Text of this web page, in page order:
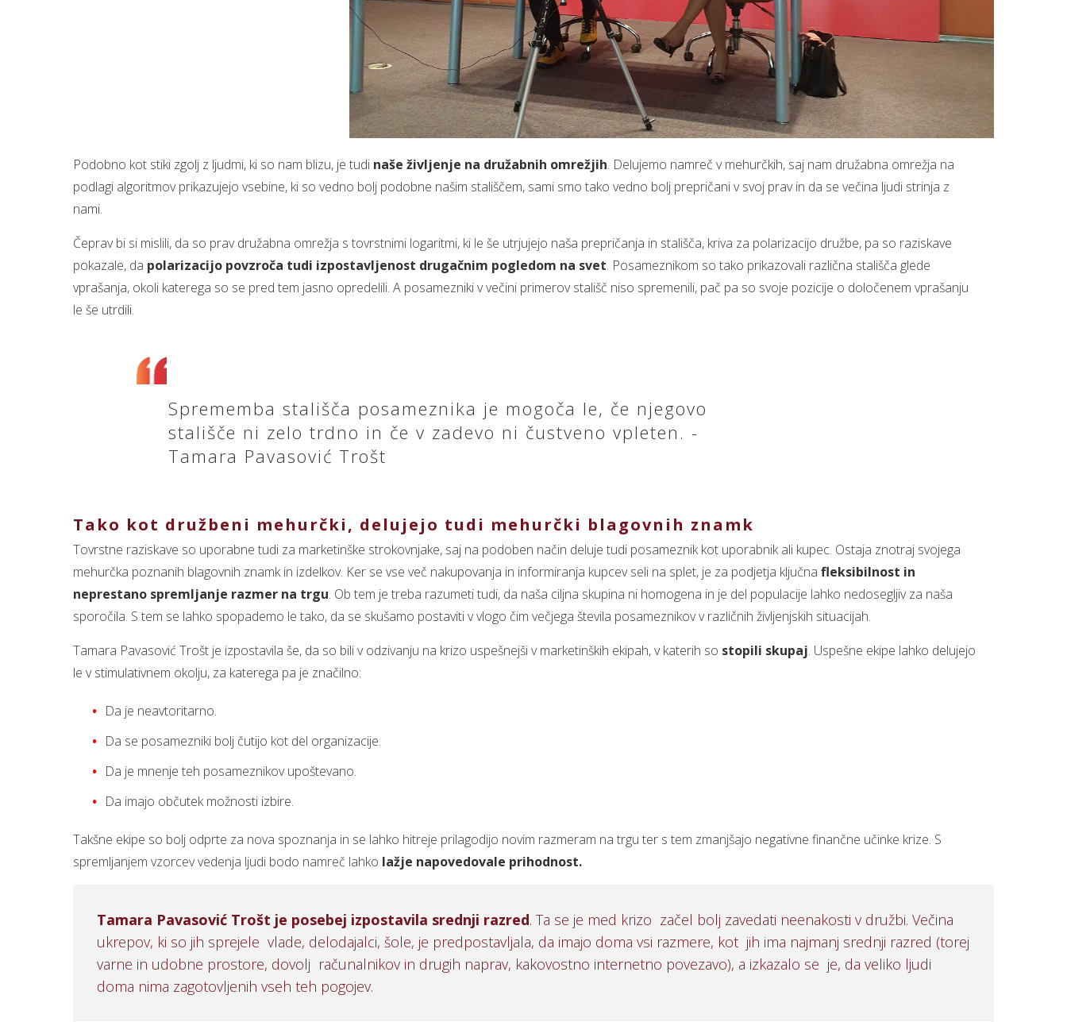
Podobno kot stiki zgolj z ljudmi, ki so nam blizu, je tudi naše življenje na družabnih omrežjih. Delujemo namreč v mehurčkih, saj nam družabna omrežja na
podlagi algoritmov prikazujejo vsebine, ki so vedno bolj podobne našim stališčem, sami smo tako vedno bolj prepričani v svoj prav in da se večina ljudi strinja z
nami.
Čeprav bi si mislili, da so prav družabna omrežja s tovrstnimi logaritmi, ki le še utrjujejo naša prepričanja in stališča, kriva za polarizacijo družbe, pa so raziskave
pokazale, da polarizacijo povzroča tudi izpostavljenost drugačnim pogledom na svet. Posameznikom so tako prikazovali različna stališča glede
vprašanja, okoli katerega so se pred tem jasno opredelili. A posamezniki v večini primerov stališč niso spremenili, pač pa so svoje pozicije o določenem vprašanju
le še utrdili.
Sprememba stališča posameznika je mogoča le, če njegovo
stališče ni zelo trdno in če v zadevo ni čustveno vpleten. -
Tamara Pavasović Trošt
Tako kot družbeni mehurčki, delujejo tudi mehurčki blagovnih znamk
Tovrstne raziskave so uporabne tudi za marketinške strokovnjake, saj na podoben način deluje tudi posameznik kot uporabnik ali kupec. Ostaja znotraj svojega
mehurčka poznanih blagovnih znamk in izdelkov. Ker se vse več nakupovanja in informiranja kupcev seli na splet, je za podjetja ključna fleksibilnost in
neprestano spremljanje razmer na trgu. Ob tem je treba razumeti tudi, da naša ciljna skupina ni homogena in je del populacije lahko nedosegljiv za naša
sporočila. S tem se lahko spopademo le tako, da se skušamo postaviti v vlogo čim večjega števila posameznikov v različnih življenjskih situacijah.
Tamara Pavasović Trošt je izpostavila še, da so bili v odzivanju na krizo uspešnejši v marketinških ekipah, v katerih so stopili skupaj. Uspešne ekipe lahko delujejo
le v stimulativnem okolju, za katerega pa je značilno:
Da je neavtoritarno.
Da se posamezniki bolj čutijo kot del organizacije.
Da je mnenje teh posameznikov upoštevano.
Da imajo občutek možnosti izbire.
Takšne ekipe so bolj odprte za nova spoznanja in se lahko hitreje prilagodijo novim razmeram na trgu ter s tem zmanjšajo negativne finančne učinke krize. S
spremljanjem vzorcev vedenja ljudi bodo namreč lahko lažje napovedovale prihodnost.
Tamara Pavasović Trošt je posebej izpostavila srednji razred. Ta se je med krizo začel bolj zavedati neenakosti v družbi. Večina
ukrepov, ki so jih sprejele vlade, delodajalci, šole, je predpostavljala, da imajo doma vsi razmere, kot jih ima najmanj srednji razred (torej
varne in udobne prostore, dovolj računalnikov in drugih naprav, kakovostno internetno povezavo), a izkazalo se je, da veliko ljudi
doma nima zagotovljenih vseh teh pogojev.